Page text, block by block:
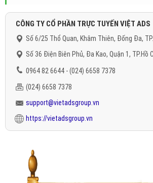
CÔNG TY CỔ PHẦN TRỰC TUYẾN VIỆT ADS
Số 6/25 Thổ Quan, Khâm Thiên, Đống Đa,
Số 36 Điện Biên Phủ, Đa Kao, Quận 1, TP.Hồ
0964 82 6644 - (024) 6658 7378
(024) 6658 7378
support@vietadsgroup.vn
https://vietadsgroup.vn